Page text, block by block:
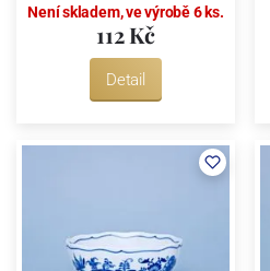
Není skladem, ve výrobě 6 ks.
112 Kč
Detail